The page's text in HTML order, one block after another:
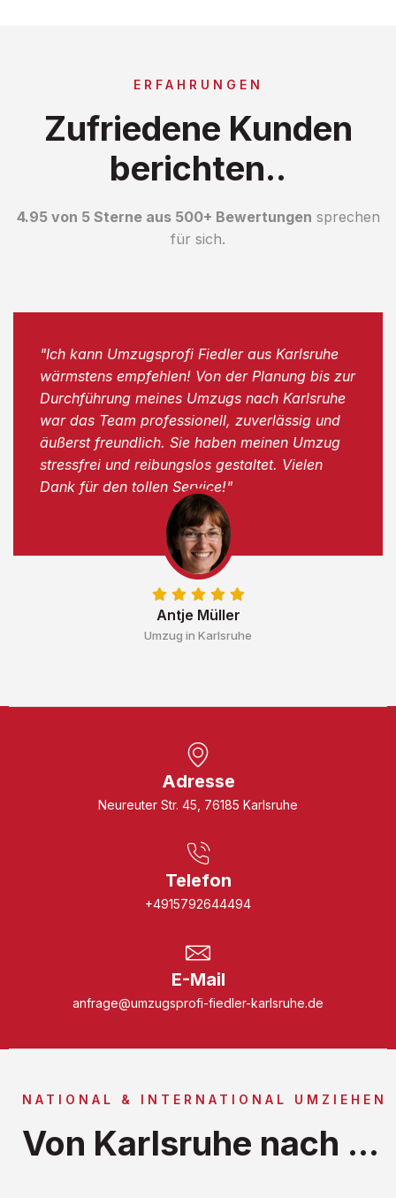
ERFAHRUNGEN
Zufriedene Kunden
berichten..
4.95 von 5 Sterne aus 500+ Bewertungen sprechen
für sich.
Antje Müller
Umzug in Karlsruhe
"Ich kann Umzugsprofi Fiedler aus Karlsruhe
wärmstens empfehlen! Von der Planung bis zur
Durchführung meines Umzugs nach Karlsruhe
war das Team professionell, zuverlässig und
äußerst freundlich. Sie haben meinen Umzug
stressfrei und reibungslos gestaltet. Vielen
Dank für den tollen Service!"
Adresse
Neureuter Str. 45, 76185 Karlsruhe
Telefon
+4915792644494
E-Mail
anfrage@umzugsprofi-fiedler-karlsruhe.de
NATIONAL & INTERNATIONAL UMZIEHEN
Von Karlsruhe nach ...